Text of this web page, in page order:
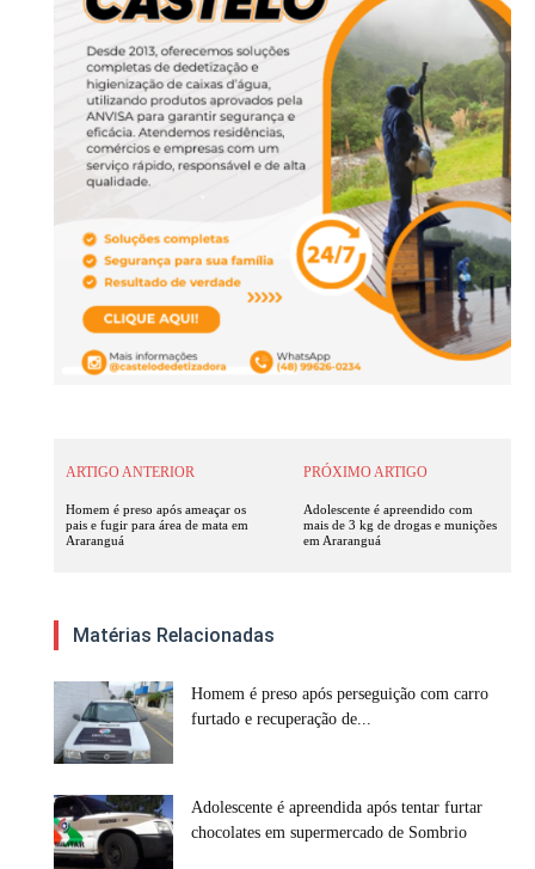
ARTIGO ANTERIOR
Homem é preso após ameaçar os
pais e fugir para área de mata em
Araranguá
PRÓXIMO ARTIGO
Adolescente é apreendido com
mais de 3 kg de drogas e munições
em Araranguá
Matérias Relacionadas
Homem é preso após perseguição com carro
furtado e recuperação de...
Adolescente é apreendida após tentar furtar
chocolates em supermercado de Sombrio